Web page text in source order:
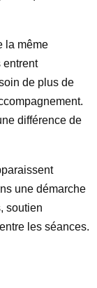
la même
entrent
de plus de
différence de
une démarche
soutien
les séances.